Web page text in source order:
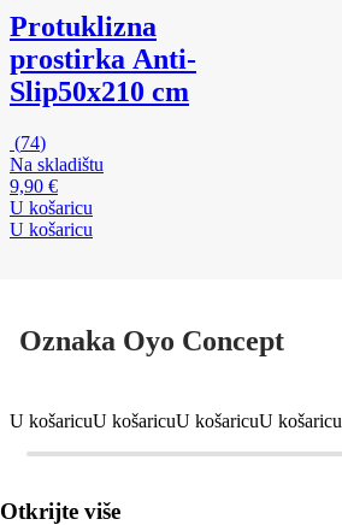
Protuklizna
prostirka Anti-
Slip50x210 cm
(74)
Na skladištu
9,90 €
U košaricu
U košaricu
Oznaka Oyo Concept
U košaricuU košaricuU košaricuU košaricu
Otkrijte više